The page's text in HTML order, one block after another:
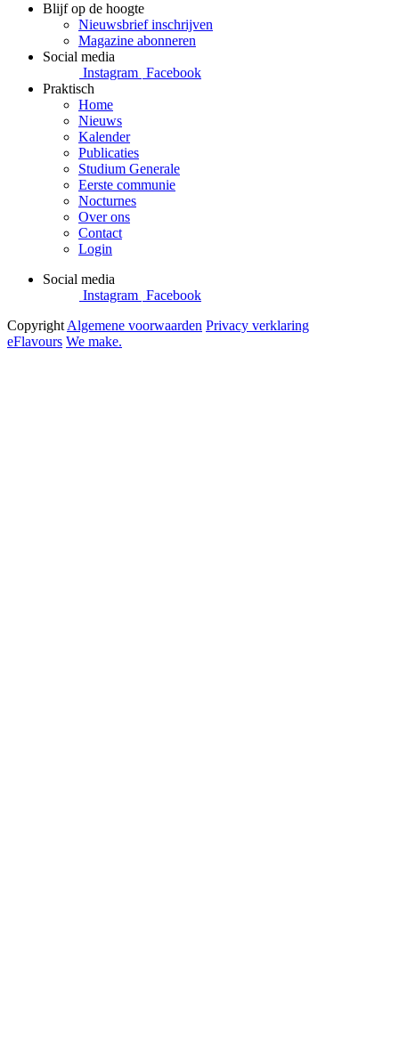
Blijf op de hoogte
Nieuwsbrief inschrijven
Magazine abonneren
Social media
Instagram Facebook
Praktisch
Home
Nieuws
Kalender
Publicaties
Studium Generale
Eerste communie
Nocturnes
Over ons
Contact
Login
Social media
Instagram Facebook
Copyright Algemene voorwaarden Privacy verklaring
eFlavours We make.